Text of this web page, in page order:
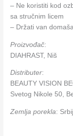
– Ne koristiti kod
sa stručnim licem
– Držati van
Proizvođač:
DIAHRAST, Niš
Distributer:
BEAUTY VISION
Svetog Nikole 50,
Zemlja porekla: